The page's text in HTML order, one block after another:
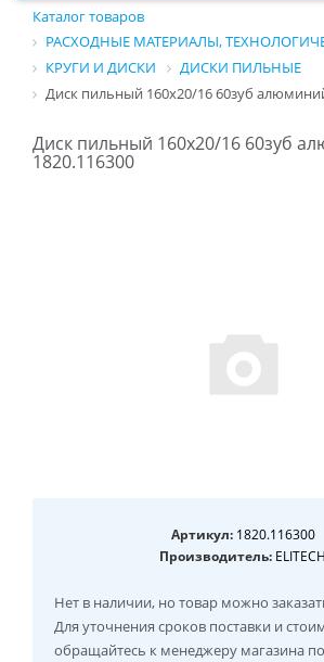
Каталог товаров
РАСХОДНЫЕ МАТЕРИАЛЫ,
КРУГИ И ДИСКИ
ДИСКИ ПИЛЬНЫЕ
Диск пильный 160х20/16 60зуб
Диск пильный 160х20/16 60зуб
1820.116300
Артикул:1820.116300
Производитель: ELITECH
Нет в наличии, но товар можно
Для уточнения сроков поставки и
обращайтесь к менеджеру магазина